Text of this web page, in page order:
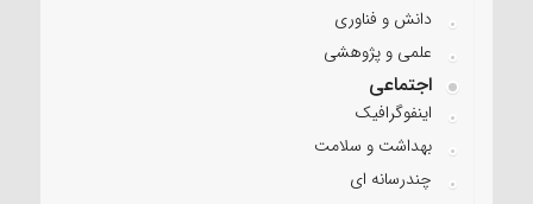
دانش و فناوری
علمی و پژوهشی
اجتماعی
اینفوگرافیک
بهداشت و سلامت
چندرسانه ای